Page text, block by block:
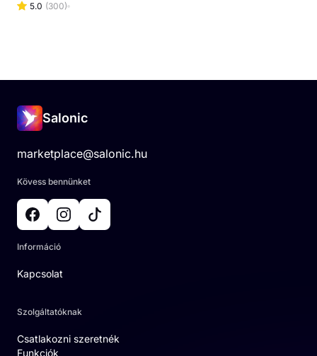
5.0 (300)
Salonic
marketplace@salonic.hu
Kövess bennünket
Információ
Kapcsolat
Szolgáltatóknak
Csatlakozni szeretnék
Funkciók